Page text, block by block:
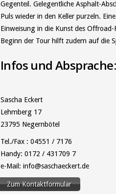
Gegenteil. Gelegentliche Asphalt-
Puls wieder in den Keller purzeln.
Einweisung in die Kunst des Offroad-
Beginn der Tour hilft zudem auf die
Infos und Absprache:
Sascha Eckert
Lehmberg 17
23795 Negernbötel
Tel./Fax : 04551 / 7176
Handy: 0172 / 431709 7
e-Mail: info@saschaeckert.de
Zum Kontaktformular